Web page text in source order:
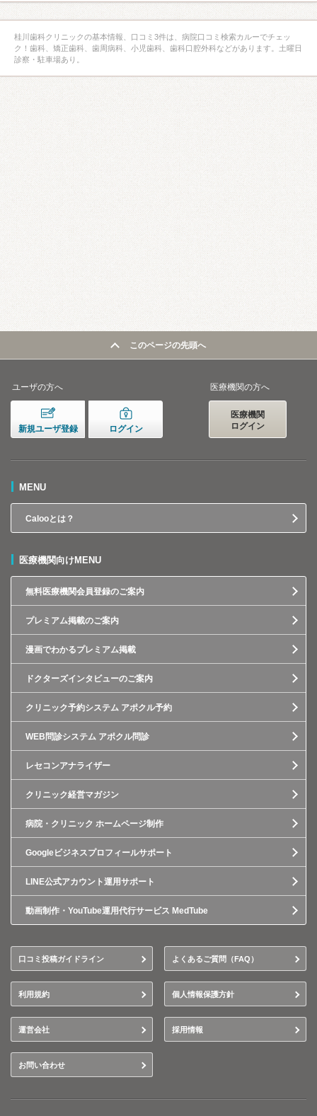
桂川歯科クリニックの基本情報、口コミ3件は、病院口コミ検索カルーでチェッ
ク！歯科、矯正歯科、歯周病科、小児歯科、歯科口腔外科などがあります。土曜日
診察・駐車場あり。
このページの先頭へ
ユーザの方へ
新規ユーザ登録 ログイン
医療機関の方へ
医療機関
ログイン
MENU
Calooとは？
医療機関向けMENU
無料医療機関会員登録のご案内
プレミアム掲載のご案内
漫画でわかるプレミアム掲載
ドクターズインタビューのご案内
クリニック予約システム アポクル予約
WEB問診システム アポクル問診
レセコンアナライザー
クリニック経営マガジン
病院・クリニック ホームページ制作
Googleビジネスプロフィールサポート
LINE公式アカウント運用サポート
動画制作・YouTube運用代行サービス MedTube
口コミ投稿ガイドライン よくあるご質問（FAQ）
利用規約 個人情報保護方針
運営会社 採用情報
お問い合わせ